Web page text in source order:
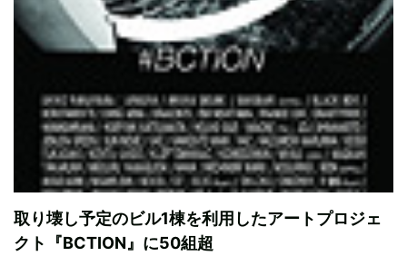
取り壊し予定のビル1棟を利用したアートプロジェ
クト『BCTION』に50組超